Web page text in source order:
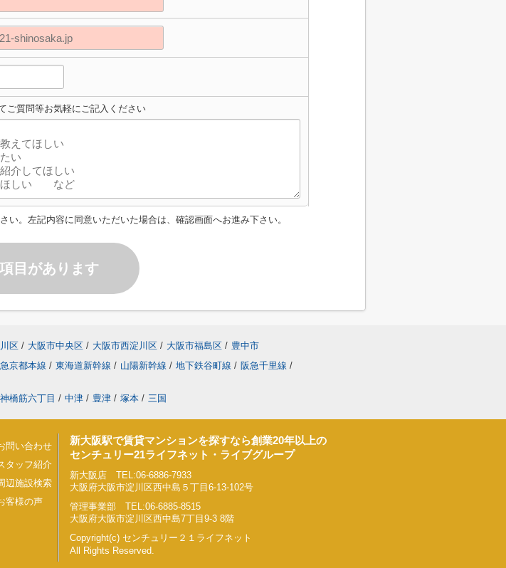
ご質問等お気軽にご記入ください
い。左記内容に同意いただいた場合は、確認画面へお進み下さい。
目があります
区 / 大阪市中央区 / 大阪市西淀川区 / 大阪市福島区 / 豊中市
京都本線 / 東海道新幹線 / 山陽新幹線 / 地下鉄谷町線 / 阪急千里線 /
橋筋六丁目 / 中津 / 豊津 / 塚本 / 三国
問い合わせ
タッフ紹介
辺施設検索
客様の声
新大阪駅で賃貸マンションを探すなら創業20年以上の
センチュリー21ライフネット・ライブグループ
新大阪店 TEL:06-6886-7933
大阪府大阪市淀川区西中島５丁目6-13-102号
管理事業部 TEL:06-6885-8515
大阪府大阪市淀川区西中島7丁目9-3 8階
Copyright(c) センチュリー２１ライフネット
All Rights Reserved.